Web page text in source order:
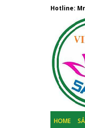
Hotline:
HOME